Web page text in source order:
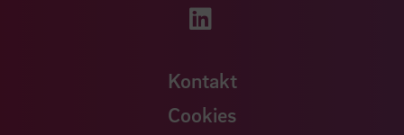
Zu unserer
Kontakt
Cookies